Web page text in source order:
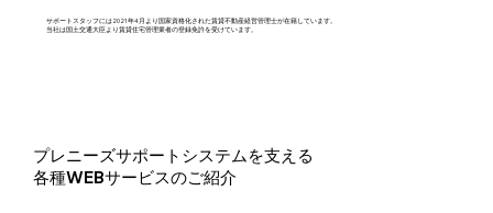
サポートスタッフには2021年4月より国家資格化された賃貸不動産経営管理士が在籍しています。
当社は国土交通大臣より賃貸住宅管理業者の登録免許を受けています。
プレニーズサポートシステムを支える
​各種WEBサービスのご紹介